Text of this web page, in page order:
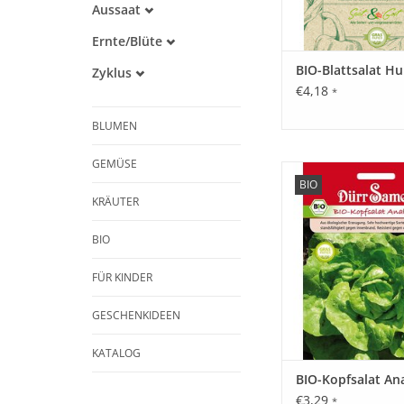
Alte Sorte
Warmkeimer
Aussaat
März
April
Juli
Ernte/Blüte
Juni
August
Oktober
Zyklus
BLUMEN
GEMÜSE
KRÄUTER
BIO
FÜR KINDER
GESCHENKIDEEN
KATALOG
BIO-Blattsalat
€4,18 *
BIO
BIO-Analena ist
bewährte und
Kopfsalat-Sorte
frischgrünen Köpfen
Qualität. Sehr
schossfest.
ZUM WARENKORB
BIO-Kopfsalat
€3,29 *